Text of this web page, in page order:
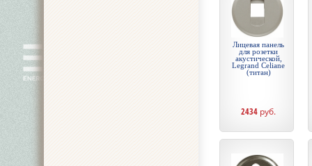
Лицевая панель
для розетки
акустической,
Legrand Celiane
(титан)
2434 руб.